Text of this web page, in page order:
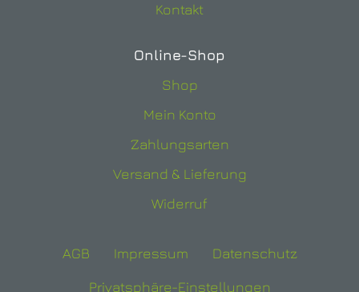
Kontakt
Online-Shop
Shop
Mein Konto
Zahlungsarten
Versand & Lieferung
Widerruf
AGB Impressum
Datenschutz
Privatsphäre-Einstellungen